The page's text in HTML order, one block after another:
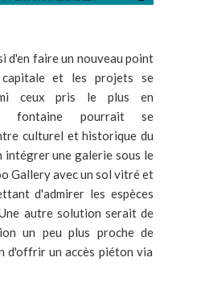
d'en faire un nouveau point
et les projets se
ceux pris le plus en
fontaine pourrait se
culturel et historique du
intégrer une galerie sous le
Gallery avec un sol vitré et
d'admirer les espèces
autre solution serait de
un peu plus proche de
d'offrir un accès piéton via